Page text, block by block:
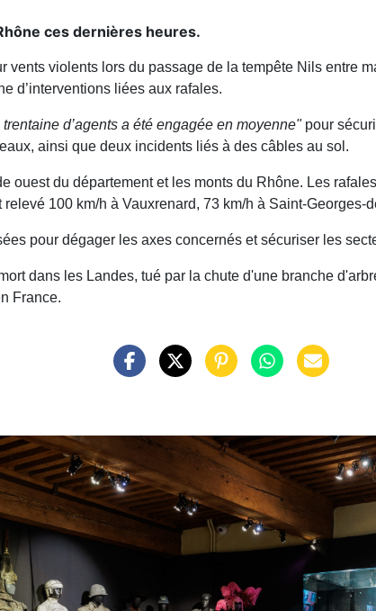
ces dernières heures.
vents violents lors du passage de la tempête Nils entre
d’interventions liées aux rafales.
trentaine d’agents a été engagée en moyenne"pour
ainsi que deux incidents liés à des câbles au sol.
ouest du département et les monts du Rhône. Les
100 km/h à Vauxrenard, 73 km/h à Saint-Georges-
pour dégager les axes concernés et sécuriser les
dans les Landes, tué par la chute d'une branche
France.